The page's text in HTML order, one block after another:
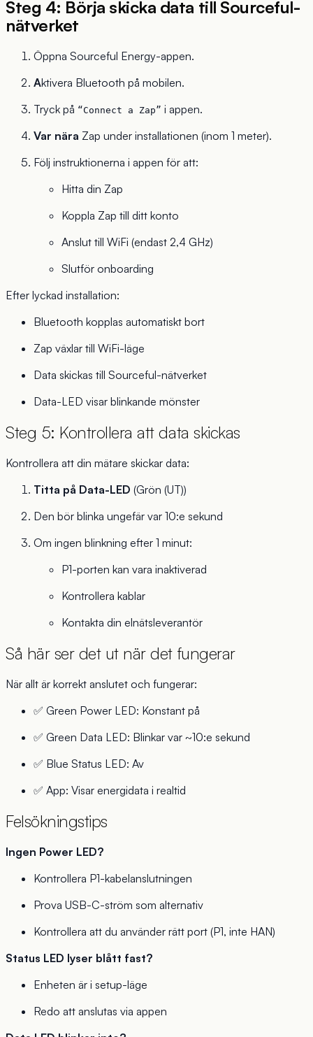
Steg 4: Börja skicka data till Sourceful-
nätverket
Öppna Sourceful Energy-appen.
Aktivera Bluetooth på mobilen.
Tryck på “Connect a Zap” i appen.
Var nära Zap under installationen (inom 1 meter).
Följ instruktionerna i appen för att:
Hitta din Zap
Koppla Zap till ditt konto
Anslut till WiFi (endast 2,4 GHz)
Slutför onboarding
Efter lyckad installation:
Bluetooth kopplas automatiskt bort
Zap växlar till WiFi-läge
Data skickas till Sourceful-nätverket
Data-LED visar blinkande mönster
Steg 5: Kontrollera att data skickas
Kontrollera att din mätare skickar data:
Titta på Data-LED (Grön (UT))
Den bör blinka ungefär var 10:e sekund
Om ingen blinkning efter 1 minut:
P1-porten kan vara inaktiverad
Kontrollera kablar
Kontakta din elnätsleverantör
Så här ser det ut när det fungerar
När allt är korrekt anslutet och fungerar:
✅ Green Power LED: Konstant på
✅ Green Data LED: Blinkar var ~10:e sekund
✅ Blue Status LED: Av
✅ App: Visar energidata i realtid
Felsökningstips
Ingen Power LED?
Kontrollera P1-kabelanslutningen
Prova USB-C-ström som alternativ
Kontrollera att du använder rätt port (P1, inte HAN)
Status LED lyser blått fast?
Enheten är i setup-läge
Redo att anslutas via appen